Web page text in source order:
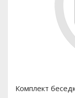
Комплект